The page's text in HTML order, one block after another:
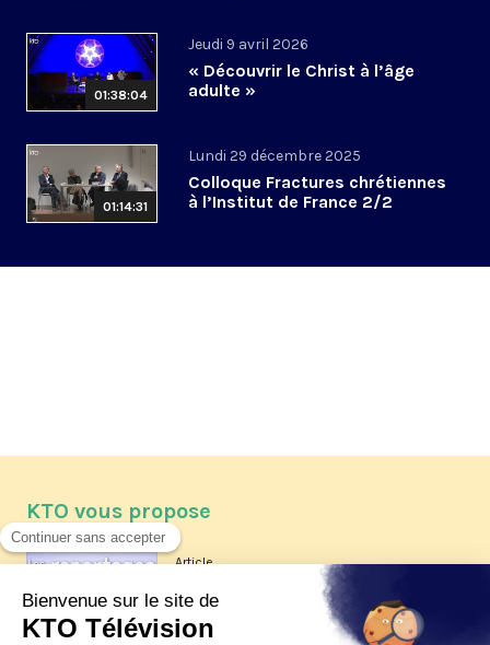
01:38:04
Jeudi 9 avril 2026
« Découvrir le Christ à l’âge
adulte »
01:14:31
Lundi 29 décembre 2025
Colloque Fractures chrétiennes
à l’Institut de France 2/2
KTO vous propose
Article
Les reportages d'été 2026 de KTO